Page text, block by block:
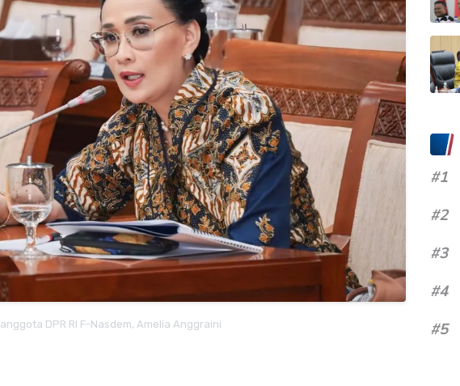
anggota DPR RI F-Nasdem, Amelia Anggraini
#1
#2
#3
#4
#5